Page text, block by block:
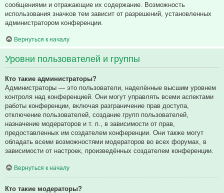
сообщениями и отражающие их содержание. Возможность
использования значков тем зависит от разрешений, установленных
администратором конференции.
Вернуться к началу
Уровни пользователей и группы
Кто такие администраторы?
Администраторы — это пользователи, наделённые высшим уровнем
контроля над конференцией. Они могут управлять всеми аспектами
работы конференции, включая разграничение прав доступа,
отключение пользователей, создание групп пользователей,
назначение модераторов и т. п., в зависимости от прав,
предоставленных им создателем конференции. Они также могут
обладать всеми возможностями модераторов во всех форумах, в
зависимости от настроек, произведённых создателем конференции.
Вернуться к началу
Кто такие модераторы?